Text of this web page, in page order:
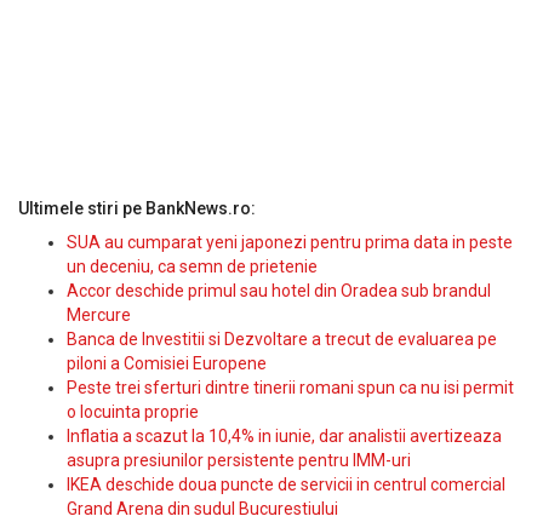
Ultimele stiri pe BankNews.ro:
SUA au cumparat yeni japonezi pentru prima data in peste
un deceniu, ca semn de prietenie
Accor deschide primul sau hotel din Oradea sub brandul
Mercure
Banca de Investitii si Dezvoltare a trecut de evaluarea pe
piloni a Comisiei Europene
Peste trei sferturi dintre tinerii romani spun ca nu isi permit
o locuinta proprie
Inflatia a scazut la 10,4% in iunie, dar analistii avertizeaza
asupra presiunilor persistente pentru IMM-uri
IKEA deschide doua puncte de servicii in centrul comercial
Grand Arena din sudul Bucurestiului